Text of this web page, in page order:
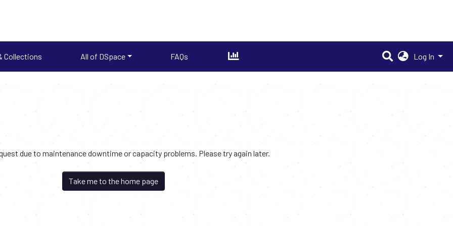
Collections All of DSpace FAQs Log In
due to maintenance downtime or capacity problems. Please try again later.
Take me to the home page